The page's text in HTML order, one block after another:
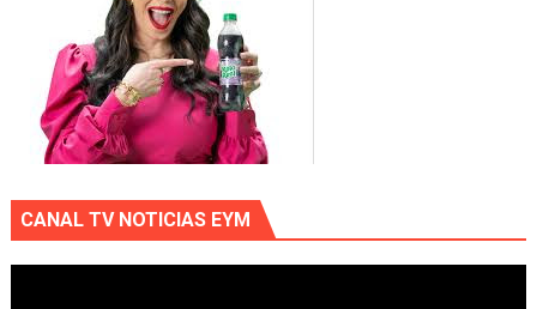
CANAL TV NOTICIAS EYM